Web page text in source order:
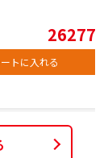
26277
トに入れる